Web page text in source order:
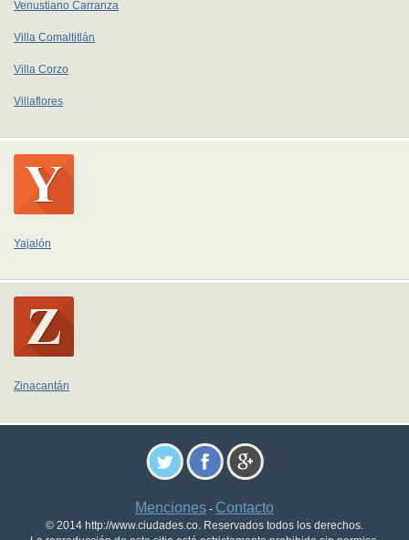
Venustiano Carranza
Villa Comaltitlán
Villa Corzo
Villaflores
Yajalón
Zinacantán
Menciones - Contacto
© 2014 http://www.ciudades.co. Reservados todos los derechos.